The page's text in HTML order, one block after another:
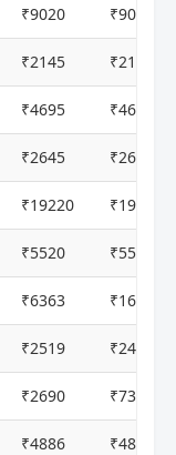
₹9020 ₹9000
₹2145 ₹2125
₹4695 ₹4675
₹2645 ₹2625
₹19220 ₹19200
₹5520 ₹5500
₹6363 ₹16781
₹2519 ₹2499
₹2690 ₹7340
₹4886 ₹4866